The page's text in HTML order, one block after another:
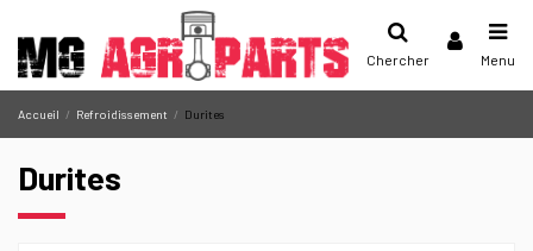
Chercher Menu
Accueil Refroidissement Durites
Durites